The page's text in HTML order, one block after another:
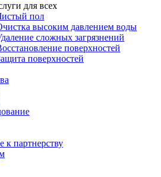
для всех
пол
высоким давлением воды
сложных загрязнений
поверхностей
поверхностей
к партнерству